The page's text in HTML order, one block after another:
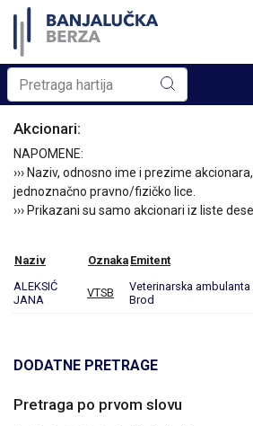
Akcionari:
NAPOMENE:
››› Naziv, odnosno ime i prezime
jednoznačno pravno/fizičko lice.
››› Prikazani su samo akcionari iz liste
Naziv Oznaka Emitent
ALEKSIĆ
JANA
VTSB
Veterinarska ambulanta
Brod
DODATNE PRETRAGE
Pretraga po prvom slovu